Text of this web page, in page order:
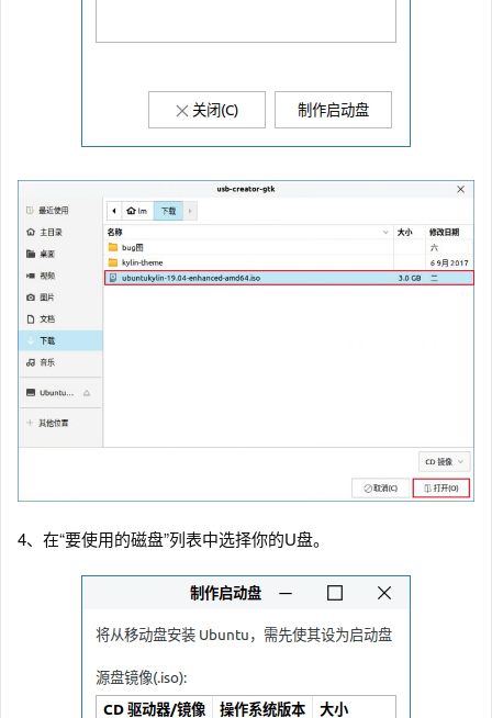
4、在“要使用的磁盘”列表中选择你的U盘。